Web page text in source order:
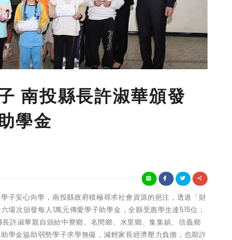
南投縣長許淑華頒發
學金
安心向學，南投縣政府積極尋求社會資源的挹注，透過「財
次頒發每人1萬元傳愛學子助學金，全縣受惠學生達515位；
許淑華親自頒給中寮鄉、名間鄉、水里鄉、集集鎮、信義鄉
學金協助弱勢學子求學無礙，減輕家長經濟壓力負擔，也期許